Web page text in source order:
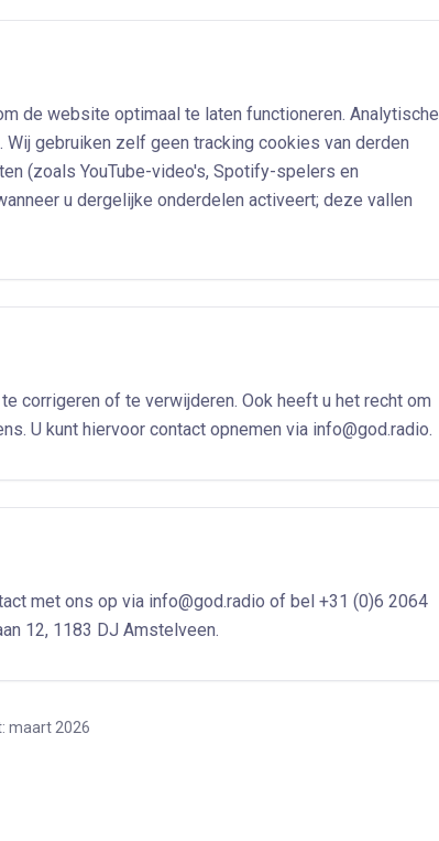
de website optimaal te laten functioneren. Analytische
gebruiken zelf geen tracking cookies van derden
(zoals YouTube-video's, Spotify-spelers en
u dergelijke onderdelen activeert; deze vallen
corrigeren of te verwijderen. Ook heeft u het recht om
U kunt hiervoor contact opnemen via info@god.radio.
met ons op via info@god.radio of bel +31 (0)6 2064
12, 1183 DJ Amstelveen.
maart 2026